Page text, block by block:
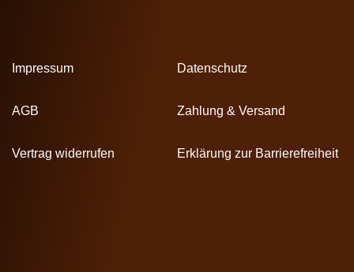
Impressum Datenschutz
AGB Zahlung & Versand
Vertrag widerrufen Erklärung zur Barrierefreiheit